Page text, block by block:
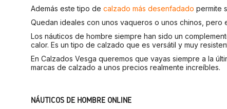
Además este tipo de calzado más desenfadado permite
Quedan ideales con unos vaqueros o unos chinos,
Los náuticos de hombre siempre han sido un
calor. Es un tipo de calzado que es versátil y muy
En Calzados Vesga queremos que vayas siempre a la
marcas de calzado a unos precios realmente increíbles.
NÁUTICOS DE HOMBRE ONLINE